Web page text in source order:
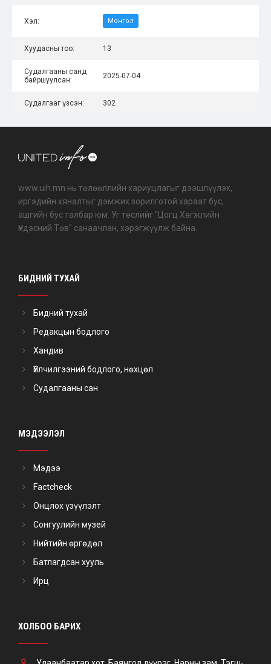
Хэл: Монгол
Хуудасны тоо: 13
Судалгааны санд
байршуулсан:
2025-07-04
Судалгааг үзсэн: 302
www.uih.mn нь төлөөллийн хариуцлагыг дээшлүүлэх,
иргэдийн хяналтыг дэмжих зорилготой хараат бус,
ашгийн бус талбар юм. Уг төслийг "Цогц Хөгжлийн
Үндэсний Төв" санаачлан, хэрэгжүүлж байна.
БИДНИЙ ТУХАЙ
Бидний тухай
Редакцын бодлого
Хандив
Үйлчилгээний бодлого, нөхцөл
Судалгааны сан
МЭДЭЭЛЭЛ
Мэдээ
Factcheck
Онцлох үзүүлэлт
Сонгуулийн музей
Нийтийн өргөдөл
Батлагдсан хууль
Ирц
ХОЛБОО БАРИХ